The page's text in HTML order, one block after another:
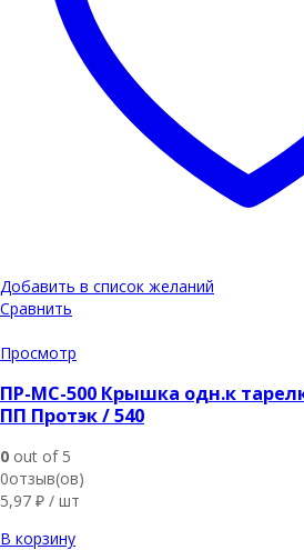
Добавить в список желаний
Сравнить
Просмотр
ПР-МС-500 Крышка одн.к
ПП Протэк / 540
0 out of 5
0отзыв(ов)
5,97 ₽ / шт
В корзину